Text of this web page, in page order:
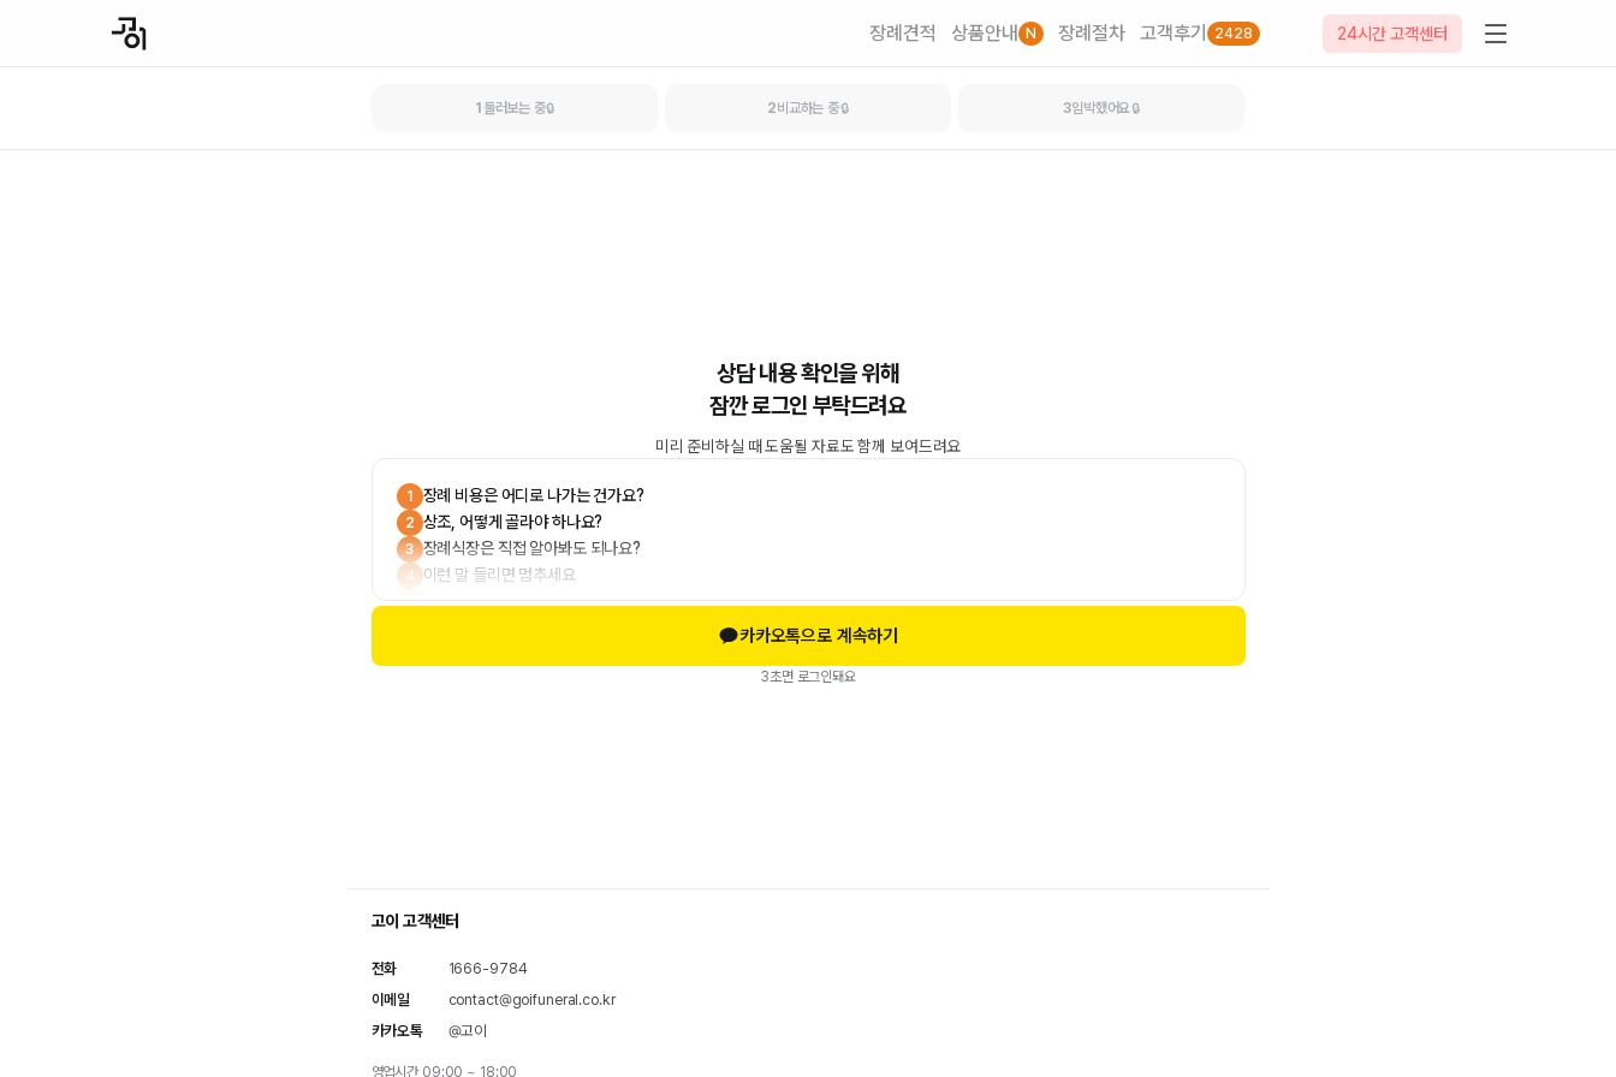
장례견적 상품안내 N 장례절차 고객후기 2428 24시간 고객센터
1 둘러보는 중🔒 2비교하는 중🔒 3임박했어요🔒
상담 내용 확인을 위해
잠깐 로그인 부탁드려요
미리 준비하실 때 도움될 자료도 함께 보여드려요
1 장례 비용은 어디로 나가는 건가요?
2 상조, 어떻게 골라야 하나요?
3 장례식장은 직접 알아봐도 되나요?
4 이런 말 들리면 멈추세요
카카오톡으로 계속하기
3초면 로그인돼요
고이 고객센터
전화
1666-9784
이메일
contact@goifuneral.co.kr
카카오톡
@고이
영업시간 09:00 ~ 18:00